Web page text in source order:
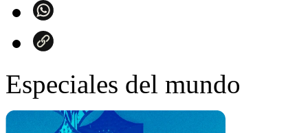
Especiales del mundo